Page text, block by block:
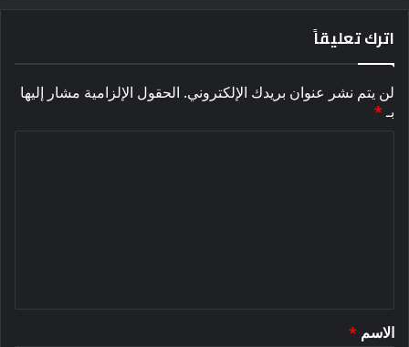
اترك تعليقاً
لن يتم نشر عنوان بريدك الإلكتروني. الحقول الإلزامية مشار إليها
بـ*
*
الاسم *